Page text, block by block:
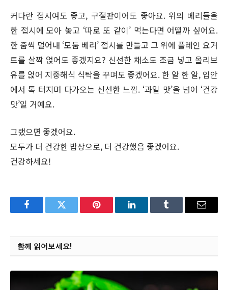
커다란 접시여도 좋고, 구절판이어도 좋아요. 위의 베리들을
한 접시에 모아 놓고 ‘따로 또 같이’ 먹는다면 어떨까 싶어요.
한 줌씩 덜어내 ‘모둠 베리’ 접시를 만들고 그 위에 플레인 요거
트를 살짝 얹어도 좋겠지요? 신선한 채소도 조금 넣고 올리브
유를 얹어 지중해식 식탁을 꾸며도 좋겠어요. 한 알 한 알, 입안
에서 톡 터지며 다가오는 신선한 느낌. ‘과일 맛’을 넘어 ‘건강
맛’일 거예요.
그랬으면 좋겠어요.
모두가 더 건강한 밥상으로, 더 건강했음 좋겠어요.
건강하세요!
FacebookTwitter Pinterest LinkedInTumblr Email
함께 읽어보세요!